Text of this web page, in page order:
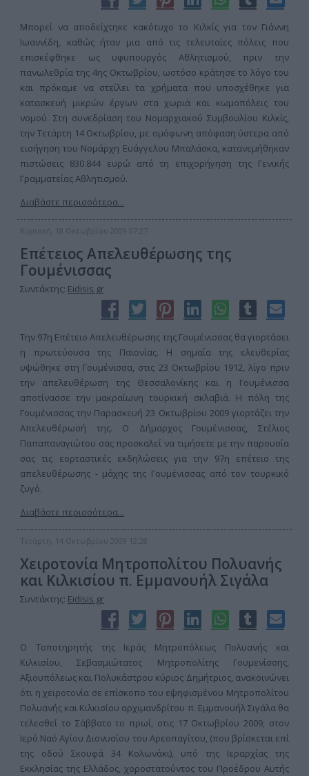
Μπορεί να αποδείχτηκε κακότυχο το Κιλκίς για τον Γιάννη
Ιωαννίδη, καθώς ήταν μια από τις τελευταίες πόλεις που
επισκέφθηκε ως υφυπουργός Αθλητισμού, πριν την
πανωλεθρία της 4ης Οκτωβρίου, ωστόσο κράτησε το λόγο του
και πρόκαμε να στείλει τα χρήματα που υποσχέθηκε για
κατασκευή μικρών έργων στα χωριά και κωμοπόλεις του
νομού. Στη συνεδρίαση του Νομαρχιακού Συμβουλίου Κιλκίς,
την Τετάρτη 14 Οκτωβρίου, με ομόφωνη απόφαση ύστερα από
εισήγηση του Νομάρχη Ευάγγελου Μπαλάσκα, κατανεμήθηκαν
πιστώσεις 830.844 ευρώ από τη επιχορήγηση της Γενικής
Γραμματείας Αθλητισμού.
Διαβάστε περισσότερα...
Κυριακή, 18 Οκτωβρίου 2009 07:27
Επέτειος Απελευθέρωσης της
Γουμένισσας
Συντάκτης: Eidisis.gr
Την 97η Επέτειο Απελευθέρωσης της Γουμένισσας θα γιορτάσει
η πρωτεύουσα της Παιονίας. Η σημαία της ελευθερίας
υψώθηκε στη Γουμένισσα, στις 23 Οκτωβρίου 1912, λίγο πριν
την απελευθέρωση της Θεσσαλονίκης και η Γουμένισσα
αποτίνασσε την μακραίωνη τουρκική σκλαβιά. Η πόλη της
Γουμένισσας την Παρασκευή 23 Οκτωβρίου 2009 γιορτάζει την
Απελευθέρωσή της. Ο Δήμαρχος Γουμένισσας, Στέλιος
Παπαπαναγιώτου σας προσκαλεί να τιμήσετε με την παρουσία
σας τις εορταστικές εκδηλώσεις για την 97η επέτειο της
απελευθέρωσης - μάχης της Γουμένισσας από τον τουρκικό
ζυγό.
Διαβάστε περισσότερα...
Τετάρτη, 14 Οκτωβρίου 2009 12:28
Χειροτονία Μητροπολίτου Πολυανής
και Κιλκισίου π. Εμμανουήλ Σιγάλα
Συντάκτης: Eidisis.gr
Ο Τοποτηρητής της Ιεράς Μητροπόλεως Πολυανής και
Κιλκισίου, Σεβασμιώτατος Μητροπολίτης Γουμενίσσης,
Αξιουπόλεως και Πολυκάστρου κύριος Δημήτριος, ανακοινώνει
ότι η χειροτονία σε επίσκοπο του εψηφισμένου Μητροπολίτου
Πολυανής και Κιλκισίου αρχιμανδρίτου π. Εμμανουήλ Σιγάλα θα
τελεσθεί το Σάββατο το πρωί, στις 17 Οκτωβρίου 2009, στον
Ιερό Ναό Αγίου Διονυσίου του Αρεοπαγίτου, (που βρίσκεται επί
της οδού Σκουφά 34 Κολωνάκι), υπό της Ιεραρχίας της
Εκκλησίας της Ελλάδος, χοροστατούντος του Προέδρου Αυτής